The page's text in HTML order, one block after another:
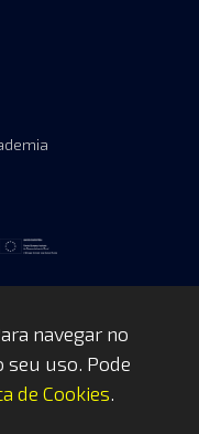
- DCSI -
navegar no
seu uso. Pode
de Cookies.